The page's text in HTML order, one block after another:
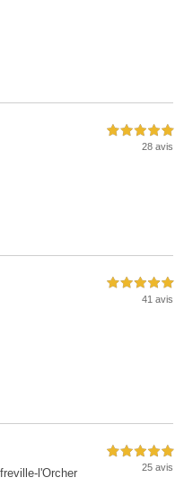
5,0 étoiles sur 5
28 avis
5,0 étoiles sur 5
41 avis
l'Orcher
5,0 étoiles sur 5
25 avis